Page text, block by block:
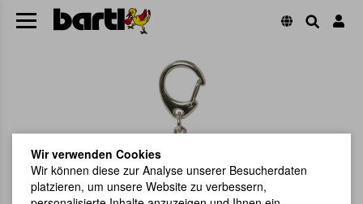
Wir verwenden Cookies
Wir können diese zur Analyse unserer Besucherdaten
platzieren, um unsere Website zu verbessern,